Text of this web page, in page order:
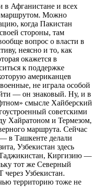
в Афганистане и всех
маршрутом. Можно
когда Пакистан
стороны, там
вопрос о власти в
неясно и то, как
окажется в
к поддержке
американцев
не играла особой
— он знаковый. Ну, и в
смысле Хайберский
советскими
Хайратоном и Термезом,
маршрута. Сейчас
в Ташкенте делали
Узбекистан здесь
Киргизию —
тот же Северный
Узбекистан.
территорию тоже не